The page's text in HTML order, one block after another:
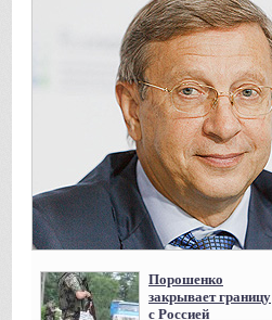
Порошенко
закрывает границу
с Россией